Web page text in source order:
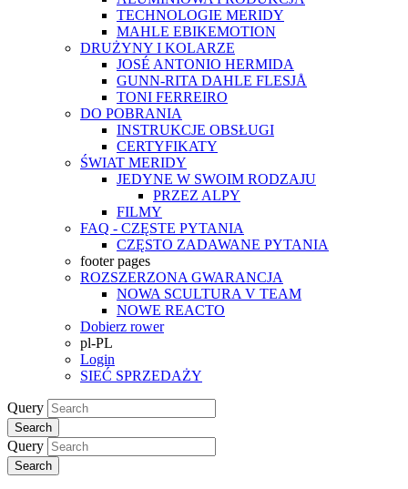
TECHNOLOGIE MERIDY
MAHLE EBIKEMOTION
DRUŻYNY I KOLARZE
JOSÉ ANTONIO HERMIDA
GUNN-RITA DAHLE FLESJÅ
TONI FERREIRO
DO POBRANIA
INSTRUKCJE OBSŁUGI
CERTYFIKATY
ŚWIAT MERIDY
JEDYNE W SWOIM RODZAJU
PRZEZ ALPY
FILMY
FAQ - CZĘSTE PYTANIA
CZĘSTO ZADAWANE PYTANIA
footer pages
ROZSZERZONA GWARANCJA
NOWA SCULTURA V TEAM
NOWE REACTO
Dobierz rower
pl-PL
Login
SIEĆ SPRZEDAŻY
Query
Search
Query
Search